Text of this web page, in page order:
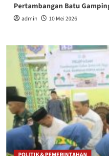
Pertambangan Batu
admin 10 Mei 2026